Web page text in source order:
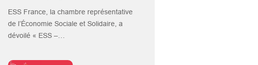
ESS France, la chambre représentative
de l’Économie Sociale et Solidaire, a
dévoilé « ESS –…